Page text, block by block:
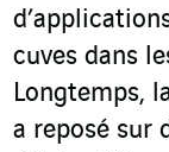
cuves dans
Longtemps,
a reposé sur